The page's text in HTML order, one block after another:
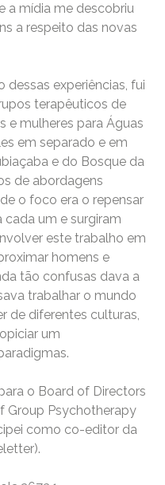
a mídia me descobriu
a respeito das novas
dessas experiências, fui
terapêuticos de
e mulheres para Águas
em separado e em
e do Bosque da
de abordagens
o foco era o repensar
um e surgiram
este trabalho em
homens e
tão confusas dava a
trabalhar o mundo
de diferentes culturas,
um
o Board of Directors
Group Psychotherapy
como co-editor da